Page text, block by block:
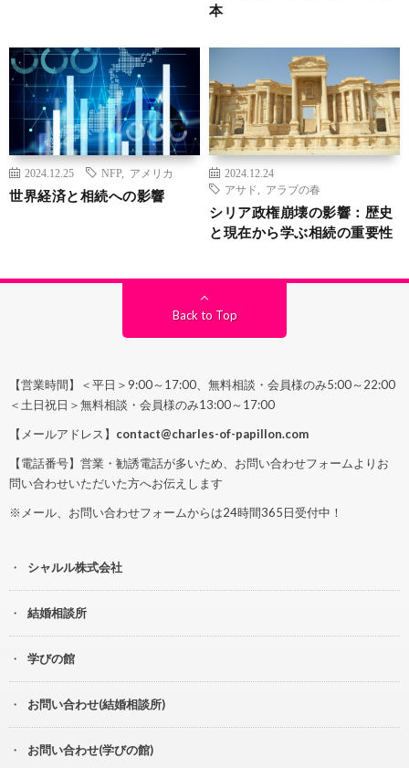
本
2024.12.25 NFP アメリカ
世界経済と相続への影響
2024.12.24
アサド
アラブの春
シリア政権崩壊の影響：歴史
と現在から学ぶ相続の重要性
Back to Top
【営業時間】＜平日＞9:00～17:00、無料相談・会員様のみ5:00～22:00
＜土日祝日＞無料相談・会員様のみ13:00～17:00
【メールアドレス】 contact@charles-of-papillon.com
【電話番号】営業・勧誘電話が多いため、お問い合わせフォームよりお
問い合わせいただいた方へお伝えします
※メール、お問い合わせフォームからは24時間365日受付中！
シャルル株式会社
結婚相談所
学びの館
お問い合わせ(結婚相談所)
お問い合わせ(学びの館)